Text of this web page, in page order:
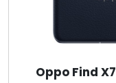
Oppo Find